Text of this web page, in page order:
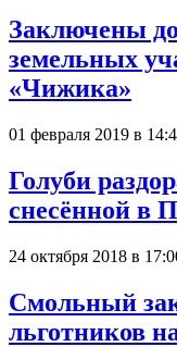
Заключены
земельных
«Чижика»
01 февраля 2019 в
Голуби
снесённой в
24 октября 2018 в
Смольный
льготников